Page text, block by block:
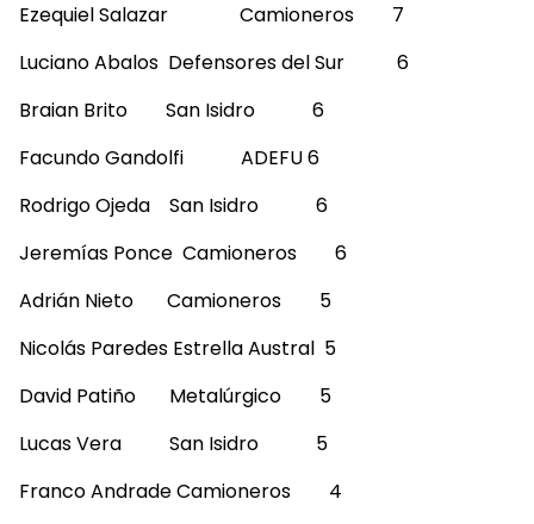
Ezequiel Salazar Camioneros 7
Luciano Abalos Defensores del Sur 6
Braian Brito San Isidro 6
Facundo Gandolfi ADEFU 6
Rodrigo Ojeda San Isidro 6
Jeremías Ponce Camioneros 6
Adrián Nieto Camioneros 5
Nicolás Paredes Estrella Austral 5
David Patiño Metalúrgico 5
Lucas Vera San Isidro 5
Franco Andrade Camioneros 4